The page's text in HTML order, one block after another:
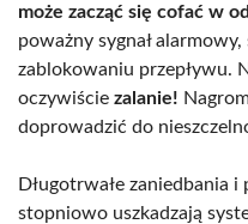
może zacząć się cofać w
poważny sygnał
zablokowaniu przepływu.
oczywiście zalanie!
doprowadzić do
Długotrwałe zaniedbania
stopniowo uszkadzają